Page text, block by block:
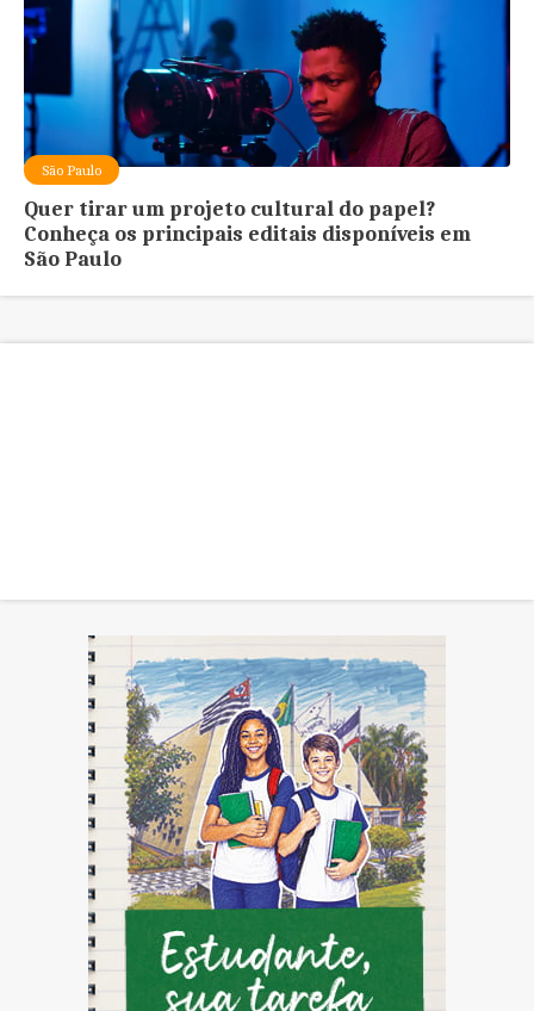
São Paulo
Quer tirar um projeto cultural do papel?
Conheça os principais editais disponíveis em
São Paulo